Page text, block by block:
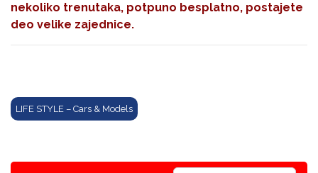
nekoliko trenutaka, potpuno besplatno, postajete
deo velike zajednice.
LIFE STYLE – Cars & Models